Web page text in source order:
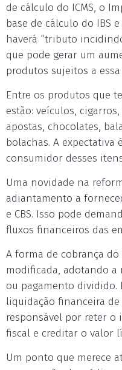
de cálculo do ICMS, o
base de cálculo do IBS
haverá “tributo
que pode gerar um
produtos sujeitos a
Entre os produtos que
estão: veículos,
apostas, chocolates,
bolachas. A
consumidor desses
Uma novidade na
adiantamento a
e CBS. Isso pode
fluxos financeiros das
A forma de cobrança
modificada, adotando a
ou pagamento dividido.
liquidação financeira
responsável por reter
fiscal e creditar o valor
Um ponto que merece